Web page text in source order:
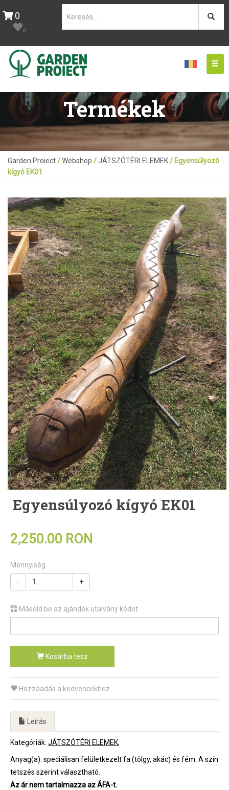
0
0
Termékek
Garden Proiect/Webshop /JÁTSZÓTÉRI ELEMEK/ Egyensúlyozó
kígyó EK01
Egyensúlyozó kígyó EK01
2,250.00 RON
Mennyiség
- +
Másold be az ajándék utalvány kódot
Kosárba tesz
Hozzáadás a kedvencekhez
Leírás
Kategóriák: JÁTSZÓTÉRI ELEMEK
Anyag(a): speciálisan felületkezelt fa (tölgy, akác) és fém. A szín
tetszés szerint választható.
Az ár nem tartalmazza az ÁFA-t.